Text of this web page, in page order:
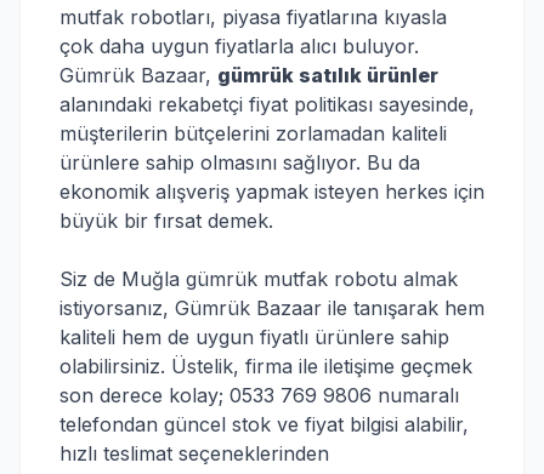
mutfak robotları, piyasa fiyatlarına kıyasla
çok daha uygun fiyatlarla alıcı buluyor.
Gümrük Bazaar, gümrük satılık ürünler
alanındaki rekabetçi fiyat politikası sayesinde,
müşterilerin bütçelerini zorlamadan kaliteli
ürünlere sahip olmasını sağlıyor. Bu da
ekonomik alışveriş yapmak isteyen herkes için
büyük bir fırsat demek.
Siz de Muğla gümrük mutfak robotu almak
istiyorsanız, Gümrük Bazaar ile tanışarak hem
kaliteli hem de uygun fiyatlı ürünlere sahip
olabilirsiniz. Üstelik, firma ile iletişime geçmek
son derece kolay; 0533 769 9806 numaralı
telefondan güncel stok ve fiyat bilgisi alabilir,
hızlı teslimat seçeneklerinden